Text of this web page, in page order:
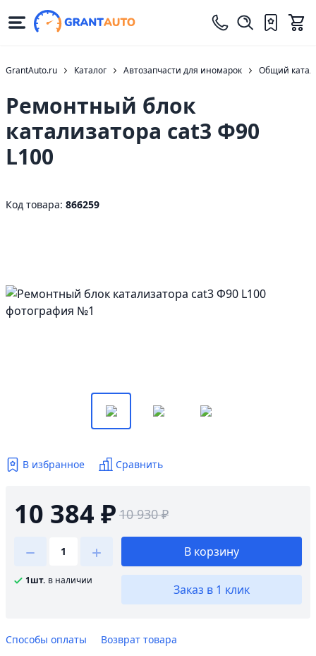
GrantAuto.ru Каталог Автозапчасти для иномарок Общий
Ремонтный блок
катализатора cat3 Ф90
L100
Код товара: 866259
В избранное Сравнить
10 384 ₽ 10 930 ₽
1шт. в наличии
В корзину
Заказ в 1 клик
Способы оплаты Возврат товара